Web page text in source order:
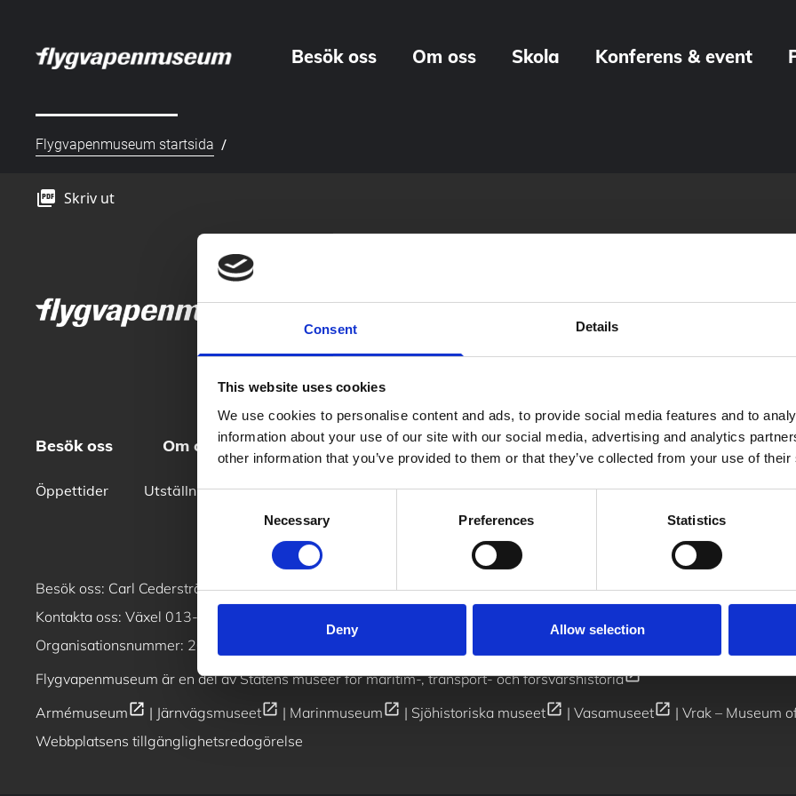
Consent Details
This website uses cookies
We use cookies to personalise content and ads, to provide social media features and to
information about your use of our site with our social media, advertising and analytics
other information that you’ve provided to them or that they’ve collected from your use of
Necessary Preferences Statistics
Deny Allow selection
Besök oss Om oss Skola Konferens & event
Flygvapenmuseum startsida /
picture_as_pdf Skriv ut
Besök oss Om oss Skola Konferens & event Press
Öppettider Utställningar Våra flygmaskiner Vanliga frågor Jobba hos oss Kontakt
Besök oss: Carl Cederströms gata 2, 586 63 Linköping /Se våra öppettider
Kontakta oss: Växel 013-495 97 00
Organisationsnummer: 202100–1132
Flygvapenmuseum är en del avStatens museer för maritim-, transport- och försvarshistoriaopen_in_new
Armémuseumopen_in_new | Järnvägsmuseetopen_in_new | Marinmuseumopen_in_new | Sjöhistoriska museetopen_in_new | Vasamuseetopen_in_new | Vrak – Museum
Webbplatsens tillgänglighetsredogörelse